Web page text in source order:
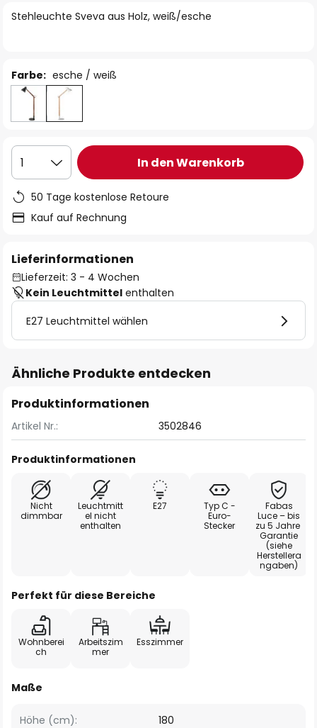
Stehleuchte Sveva aus Holz, weiß/esche
Farbe: esche / weiß
1 In den Warenkorb
50 Tage kostenlose Retoure
Kauf auf Rechnung
Lieferinformationen
Lieferzeit: 3 - 4 Wochen
Kein Leuchtmittel enthalten
E27 Leuchtmittel wählen
Ähnliche Produkte entdecken
Produktinformationen
Artikel Nr.: 3502846
Produktinformationen
Nicht
dimmbar
Leuchtmitt
el nicht
enthalten
E27
Typ C -
Euro-
Stecker
Fabas
Luce – bis
zu 5 Jahre
Garantie
(siehe
Herstellera
ngaben)
Perfekt für diese Bereiche
Wohnberei
ch
Arbeitszim
mer
Esszimmer
Maße
Höhe (cm):
180